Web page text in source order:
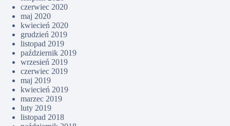
czerwiec 2020
maj 2020
kwiecień 2020
grudzień 2019
listopad 2019
październik 2019
wrzesień 2019
czerwiec 2019
maj 2019
kwiecień 2019
marzec 2019
luty 2019
listopad 2018